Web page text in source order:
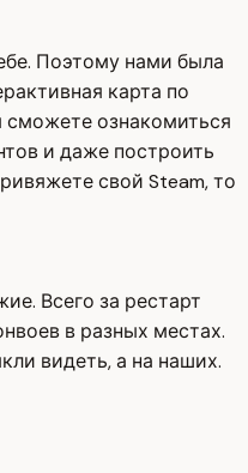
Поэтому нами была
карта по
сможете ознакомиться
и даже построить
свой Steam, то
Всего за рестарт
в разных местах.
видеть, а на наших.